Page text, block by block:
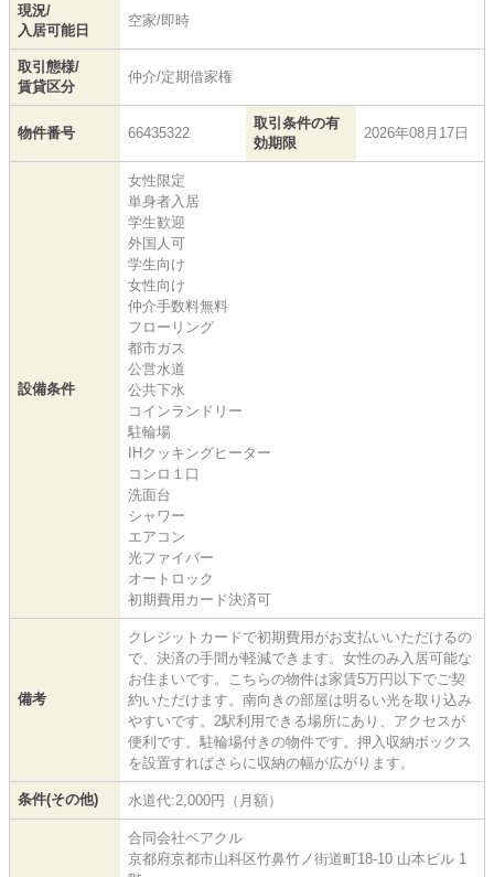
現況/
入居可能日
空家/即時
取引態様/
賃貸区分
仲介/定期借家権
物件番号 66435322
取引条件の有
効期限
2026年08月17日
設備条件
女性限定
単身者入居
学生歓迎
外国人可
学生向け
女性向け
仲介手数料無料
フローリング
都市ガス
公営水道
公共下水
コインランドリー
駐輪場
IHクッキングヒーター
コンロ１口
洗面台
シャワー
エアコン
光ファイバー
オートロック
初期費用カード決済可
備考
クレジットカードで初期費用がお支払いいただけるの
で、決済の手間が軽減できます。女性のみ入居可能な
お住まいです。こちらの物件は家賃5万円以下でご契
約いただけます。南向きの部屋は明るい光を取り込み
やすいです。2駅利用できる場所にあり、アクセスが
便利です。駐輪場付きの物件です。押入収納ボックス
を設置すればさらに収納の幅が広がります。
条件(その他) 水道代:2,000円（月額）
合同会社ベアクル
京都府京都市山科区竹鼻竹ノ街道町18-10 山本ビル 1